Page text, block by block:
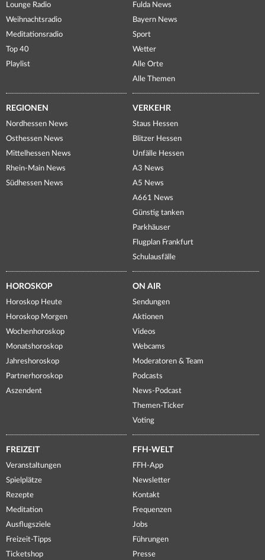
Lounge Radio
Weihnachtsradio
Meditationsradio
Top 40
Playlist
Fulda News
Bayern News
Sport
Wetter
Alle Orte
Alle Themen
REGIONEN
Nordhessen News
Osthessen News
Mittelhessen News
Rhein-Main News
Südhessen News
VERKEHR
Staus Hessen
Blitzer Hessen
Unfälle Hessen
A3 News
A5 News
A661 News
Günstig tanken
Parkhäuser
Flugplan Frankfurt
Schulausfälle
HOROSKOP
Horoskop Heute
Horoskop Morgen
Wochenhoroskop
Monatshoroskop
Jahreshoroskop
Partnerhoroskop
Aszendent
ON AIR
Sendungen
Aktionen
Videos
Webcams
Moderatoren & Team
Podcasts
News-Podcast
Themen-Ticker
Voting
FREIZEIT
Veranstaltungen
Spielplätze
Rezepte
Meditation
Ausflugsziele
Freizeit-Tipps
Ticketshop
FFH-WELT
FFH-App
Newsletter
Kontakt
Frequenzen
Jobs
Führungen
Presse